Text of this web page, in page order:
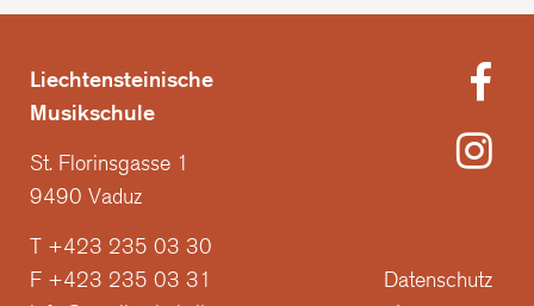
Liechtensteinische
Musikschule
St. Florinsgasse 1
9490 Vaduz
T +423 235 03 30
F +423 235 03 31
Datenschutz